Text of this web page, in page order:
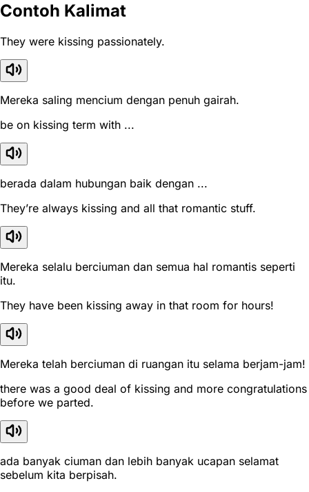
Contoh Kalimat
They were kissing passionately.
Mereka saling mencium dengan penuh gairah.
be on kissing term with ...
berada dalam hubungan baik dengan ...
They’re always kissing and all that romantic stuff.
Mereka selalu berciuman dan semua hal romantis seperti
itu.
They have been kissing away in that room for hours!
Mereka telah berciuman di ruangan itu selama berjam-jam!
there was a good deal of kissing and more congratulations
before we parted.
ada banyak ciuman dan lebih banyak ucapan selamat
sebelum kita berpisah.